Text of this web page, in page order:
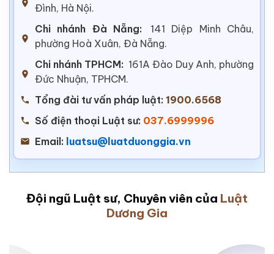
Đình, Hà Nội.
Chi nhánh Đà Nẵng:
141 Diệp Minh Châu,
phường Hoà Xuân, Đà Nẵng.
Chi nhánh TPHCM: 161A Đào Duy Anh, phường
Đức Nhuận, TPHCM.
Tổng đài tư vấn pháp luật: 1900.6568
Số điện thoại Luật sư: 037.6999996
Email: luatsu@luatduonggia.vn
Đội ngũ Luật sư, Chuyên viên của Luật
Dương Gia